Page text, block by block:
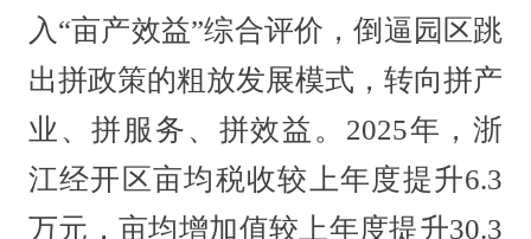
入“亩产效益”综合评价，倒逼园区跳
出拼政策的粗放发展模式，转向拼产
业、拼服务、拼效益。2025年，浙
江经开区亩均税收较上年度提升6.3
万元，亩均增加值较上年度提升30.3